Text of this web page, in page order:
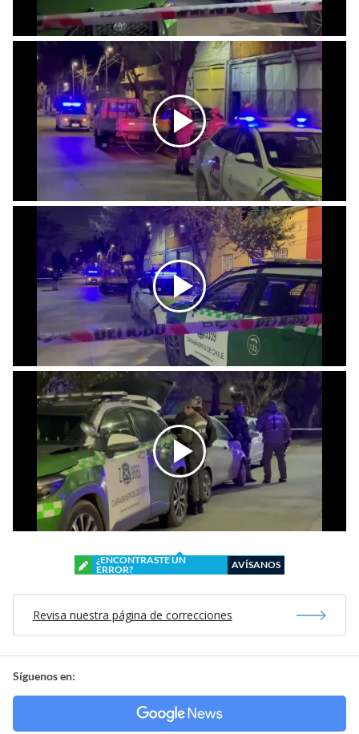
¿ENCONTRASTE UN
ERROR?
AVÍSANOS
Revisa nuestra página de correcciones
Síguenos en: